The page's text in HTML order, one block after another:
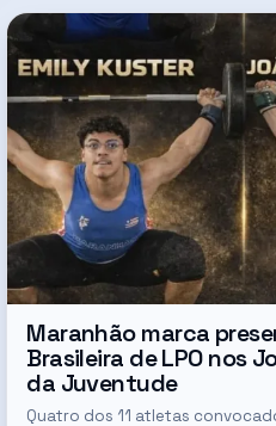
Maranhão marca
Brasileira de LPO nos
da Juventude
Quatro dos 11 atletas